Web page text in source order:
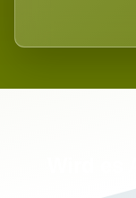
Wird